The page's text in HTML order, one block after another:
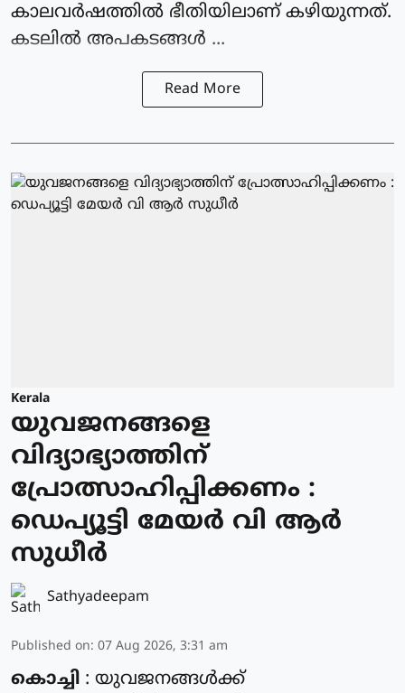
കാലവര്‍ഷത്തില്‍ ഭീതിയിലാണ് കഴിയുന്നത്.
കടലില്‍ അപകടങ്ങള്‍ ...
Read More
Kerala
യുവജനങ്ങളെ
വിദ്യാഭ്യാത്തിന്
പ്രോത്സാഹിപ്പിക്കണം :
ഡെപ്യൂട്ടി മേയർ വി ആർ
സുധീർ
Sathyadeepam
Published on: 07 Aug 2026, 3:31 am
കൊച്ചി : യുവജനങ്ങൾക്ക്